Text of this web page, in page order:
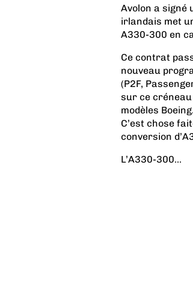
Avolon a signé
irlandais met
A330-300 en
Ce contrat
nouveau
(P2F,
sur ce
modèles
C’est chose
conversion
L’A330-300...